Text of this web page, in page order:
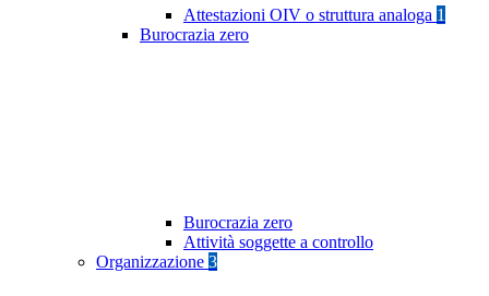
Attestazioni OIV o struttura analoga 1
Burocrazia zero
Burocrazia zero
Attività soggette a controllo
Organizzazione 3